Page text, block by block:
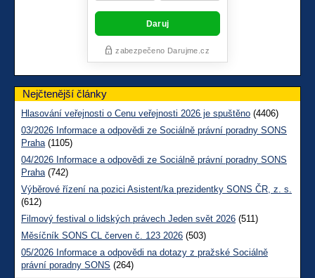
Nejčtenější články
Hlasování veřejnosti o Cenu veřejnosti 2026 je spuštěno (4406)
03/2026 Informace a odpovědi ze Sociálně právní poradny SONS
Praha(1105)
04/2026 Informace a odpovědi ze Sociálně právní poradny SONS
Praha(742)
Výběrové řízení na pozici Asistent/ka prezidentky SONS ČR, z. s.
(612)
Filmový festival o lidských právech Jeden svět 2026 (511)
Měsíčník SONS CL červen č. 123 2026 (503)
05/2026 Informace a odpovědi na dotazy z pražské Sociálně
právní poradny SONS (264)